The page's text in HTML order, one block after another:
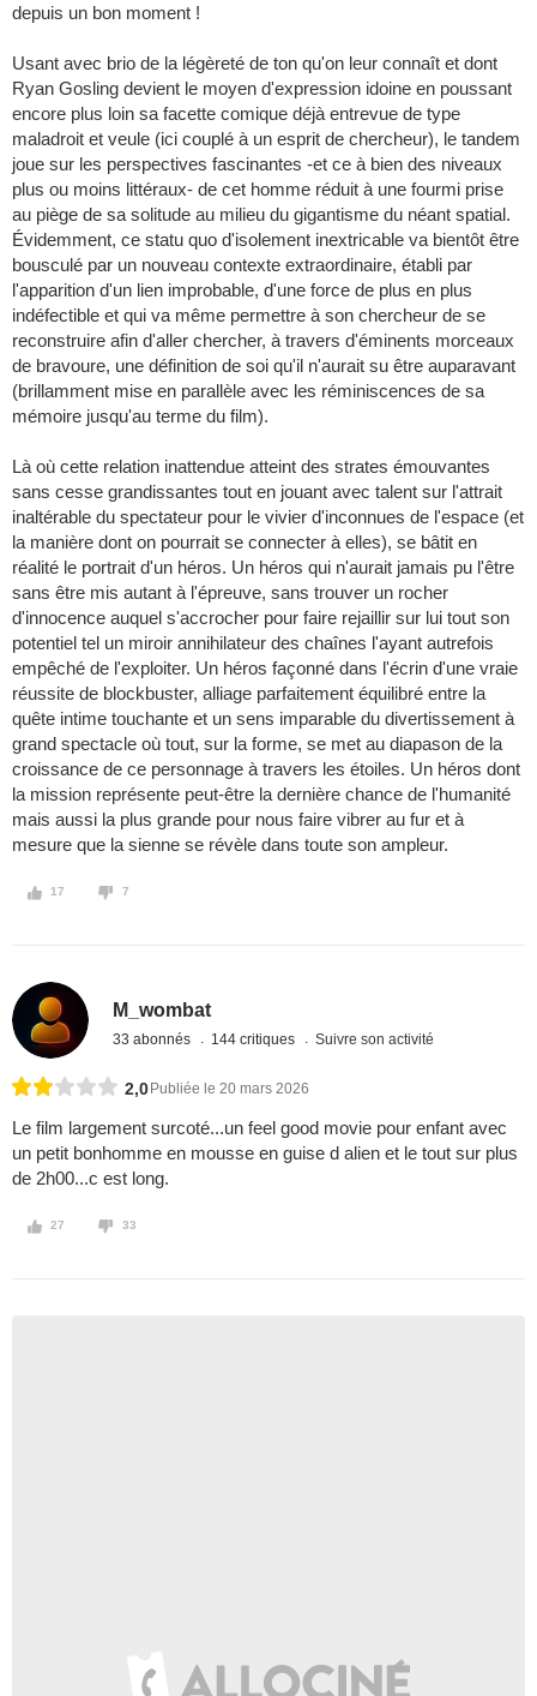
depuis un bon moment !
Usant avec brio de la légèreté de ton qu'on leur connaît et dont
Ryan Gosling devient le moyen d'expression idoine en poussant
encore plus loin sa facette comique déjà entrevue de type
maladroit et veule (ici couplé à un esprit de chercheur), le tandem
joue sur les perspectives fascinantes -et ce à bien des niveaux
plus ou moins littéraux- de cet homme réduit à une fourmi prise
au piège de sa solitude au milieu du gigantisme du néant spatial.
Évidemment, ce statu quo d'isolement inextricable va bientôt être
bousculé par un nouveau contexte extraordinaire, établi par
l'apparition d'un lien improbable, d'une force de plus en plus
indéfectible et qui va même permettre à son chercheur de se
reconstruire afin d'aller chercher, à travers d'éminents morceaux
de bravoure, une définition de soi qu'il n'aurait su être auparavant
(brillamment mise en parallèle avec les réminiscences de sa
mémoire jusqu'au terme du film).
Là où cette relation inattendue atteint des strates émouvantes
sans cesse grandissantes tout en jouant avec talent sur l'attrait
inaltérable du spectateur pour le vivier d'inconnues de l'espace (et
la manière dont on pourrait se connecter à elles), se bâtit en
réalité le portrait d'un héros. Un héros qui n'aurait jamais pu l'être
sans être mis autant à l'épreuve, sans trouver un rocher
d'innocence auquel s'accrocher pour faire rejaillir sur lui tout son
potentiel tel un miroir annihilateur des chaînes l'ayant autrefois
empêché de l'exploiter. Un héros façonné dans l'écrin d'une vraie
réussite de blockbuster, alliage parfaitement équilibré entre la
quête intime touchante et un sens imparable du divertissement à
grand spectacle où tout, sur la forme, se met au diapason de la
croissance de ce personnage à travers les étoiles. Un héros dont
la mission représente peut-être la dernière chance de l'humanité
mais aussi la plus grande pour nous faire vibrer au fur et à
mesure que la sienne se révèle dans toute son ampleur.
17 7
M_wombat
33 abonnés 144 critiques Suivre son activité
2,0 Publiée le 20 mars 2026
Le film largement surcoté...un feel good movie pour enfant avec
un petit bonhomme en mousse en guise d alien et le tout sur plus
de 2h00...c est long.
27 33